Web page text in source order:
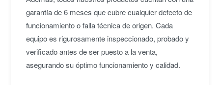
garantía de 6 meses que cubre cualquier defecto de
funcionamiento o falla técnica de origen. Cada
equipo es rigurosamente inspeccionado, probado y
verificado antes de ser puesto a la venta,
asegurando su óptimo funcionamiento y calidad.